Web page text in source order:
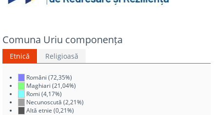
Comuna Uriu componența
Etnică Religioasă
Români (72,35%)
Maghiari (21,04%)
Romi (4,17%)
Necunoscută (2,21%)
Altă etnie (0,21%)